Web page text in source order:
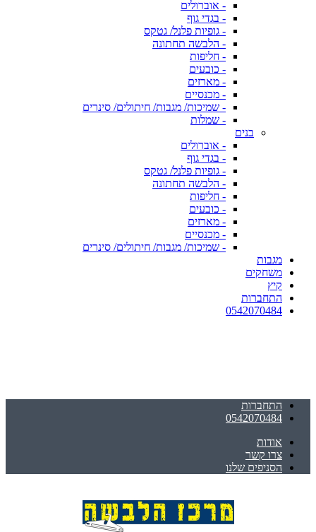
- אוברולים
- בגדי גוף
- גופיות פלנל/ גטקס
- הלבשה תחתונה
- חליפות
- כובעים
- מארזים
- מכנסיים
- שמיכות/ מגבות/ חיתולים/ סינרים
- שמלות
בנים
- אוברולים
- בגדי גוף
- גופיות פלנל/ גטקס
- הלבשה תחתונה
- חליפות
- כובעים
- מארזים
- מכנסיים
- שמיכות/ מגבות/ חיתולים/ סינרים
מגבות
משחקים
קיץ
התחברות
0542070484
התחברות
0542070484
אודות
צרו קשר
הסניפים שלנו